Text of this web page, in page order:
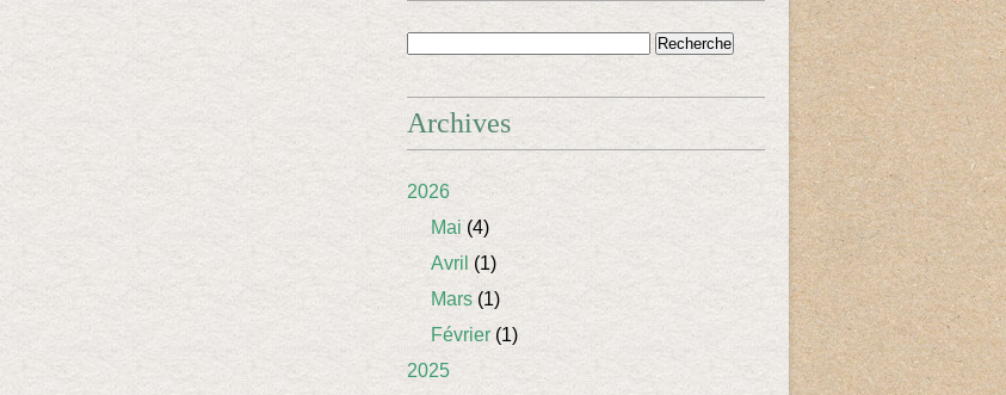
Archives
2026
Mai (4)
Avril (1)
Mars (1)
Février (1)
2025